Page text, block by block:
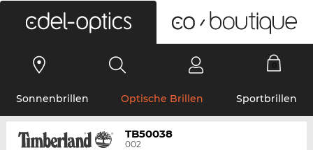
Sonnenbrillen Optische Brillen Sportbrillen
TB50038
002